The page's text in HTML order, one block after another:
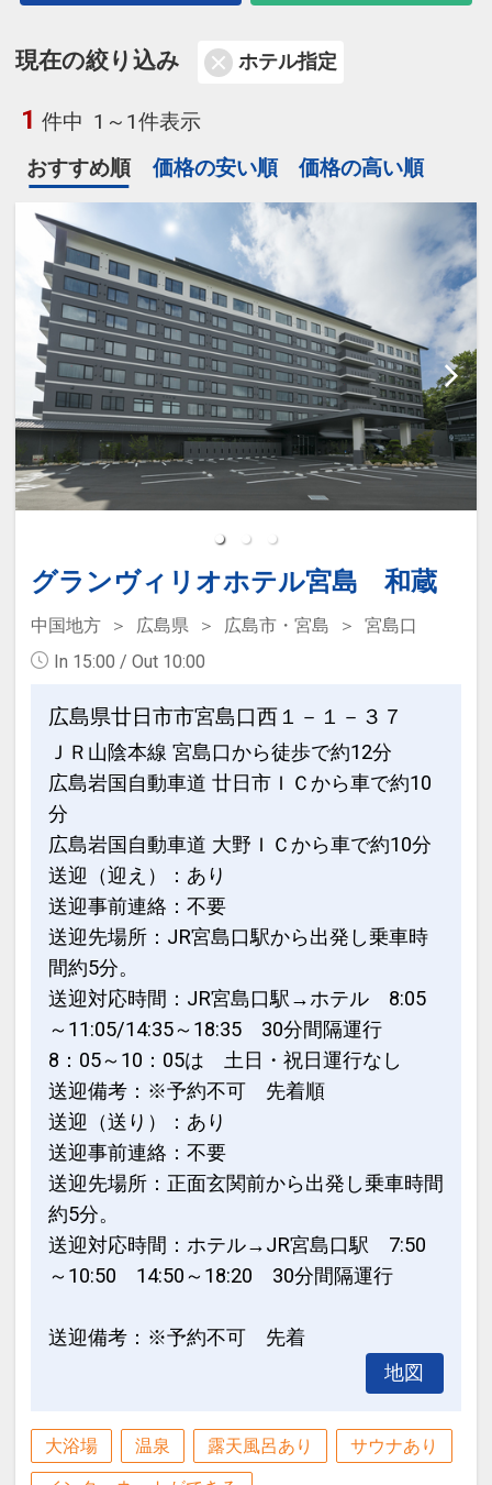
現在の絞り込み ホテル指定
1 件中 1～1件表示
おすすめ順
価格の安い順 価格の高い順
グランヴィリオホテル宮島 和蔵
中国地方 広島県 広島市・宮島
宮島口
In 15:00 / Out 10:00
広島県廿日市市宮島口西１－１－３７
ＪＲ山陰本線 宮島口から徒歩で約12分
広島岩国自動車道 廿日市ＩＣから車で約10
分
広島岩国自動車道 大野ＩＣから車で約10分
送迎（迎え）：あり
送迎事前連絡：不要
送迎先場所：JR宮島口駅から出発し乗車時
間約5分。
送迎対応時間：JR宮島口駅→ホテル 8:05
～11:05/14:35～18:35 30分間隔運行
8：05～10：05は 土日・祝日運行なし
送迎備考：※予約不可 先着順
送迎（送り）：あり
送迎事前連絡：不要
送迎先場所：正面玄関前から出発し乗車時間
約5分。
送迎対応時間：ホテル→JR宮島口駅 7:50
～10:50 14:50～18:20 30分間隔運行
送迎備考：※予約不可 先着
地図
大浴場 温泉 露天風呂あり サウナあり